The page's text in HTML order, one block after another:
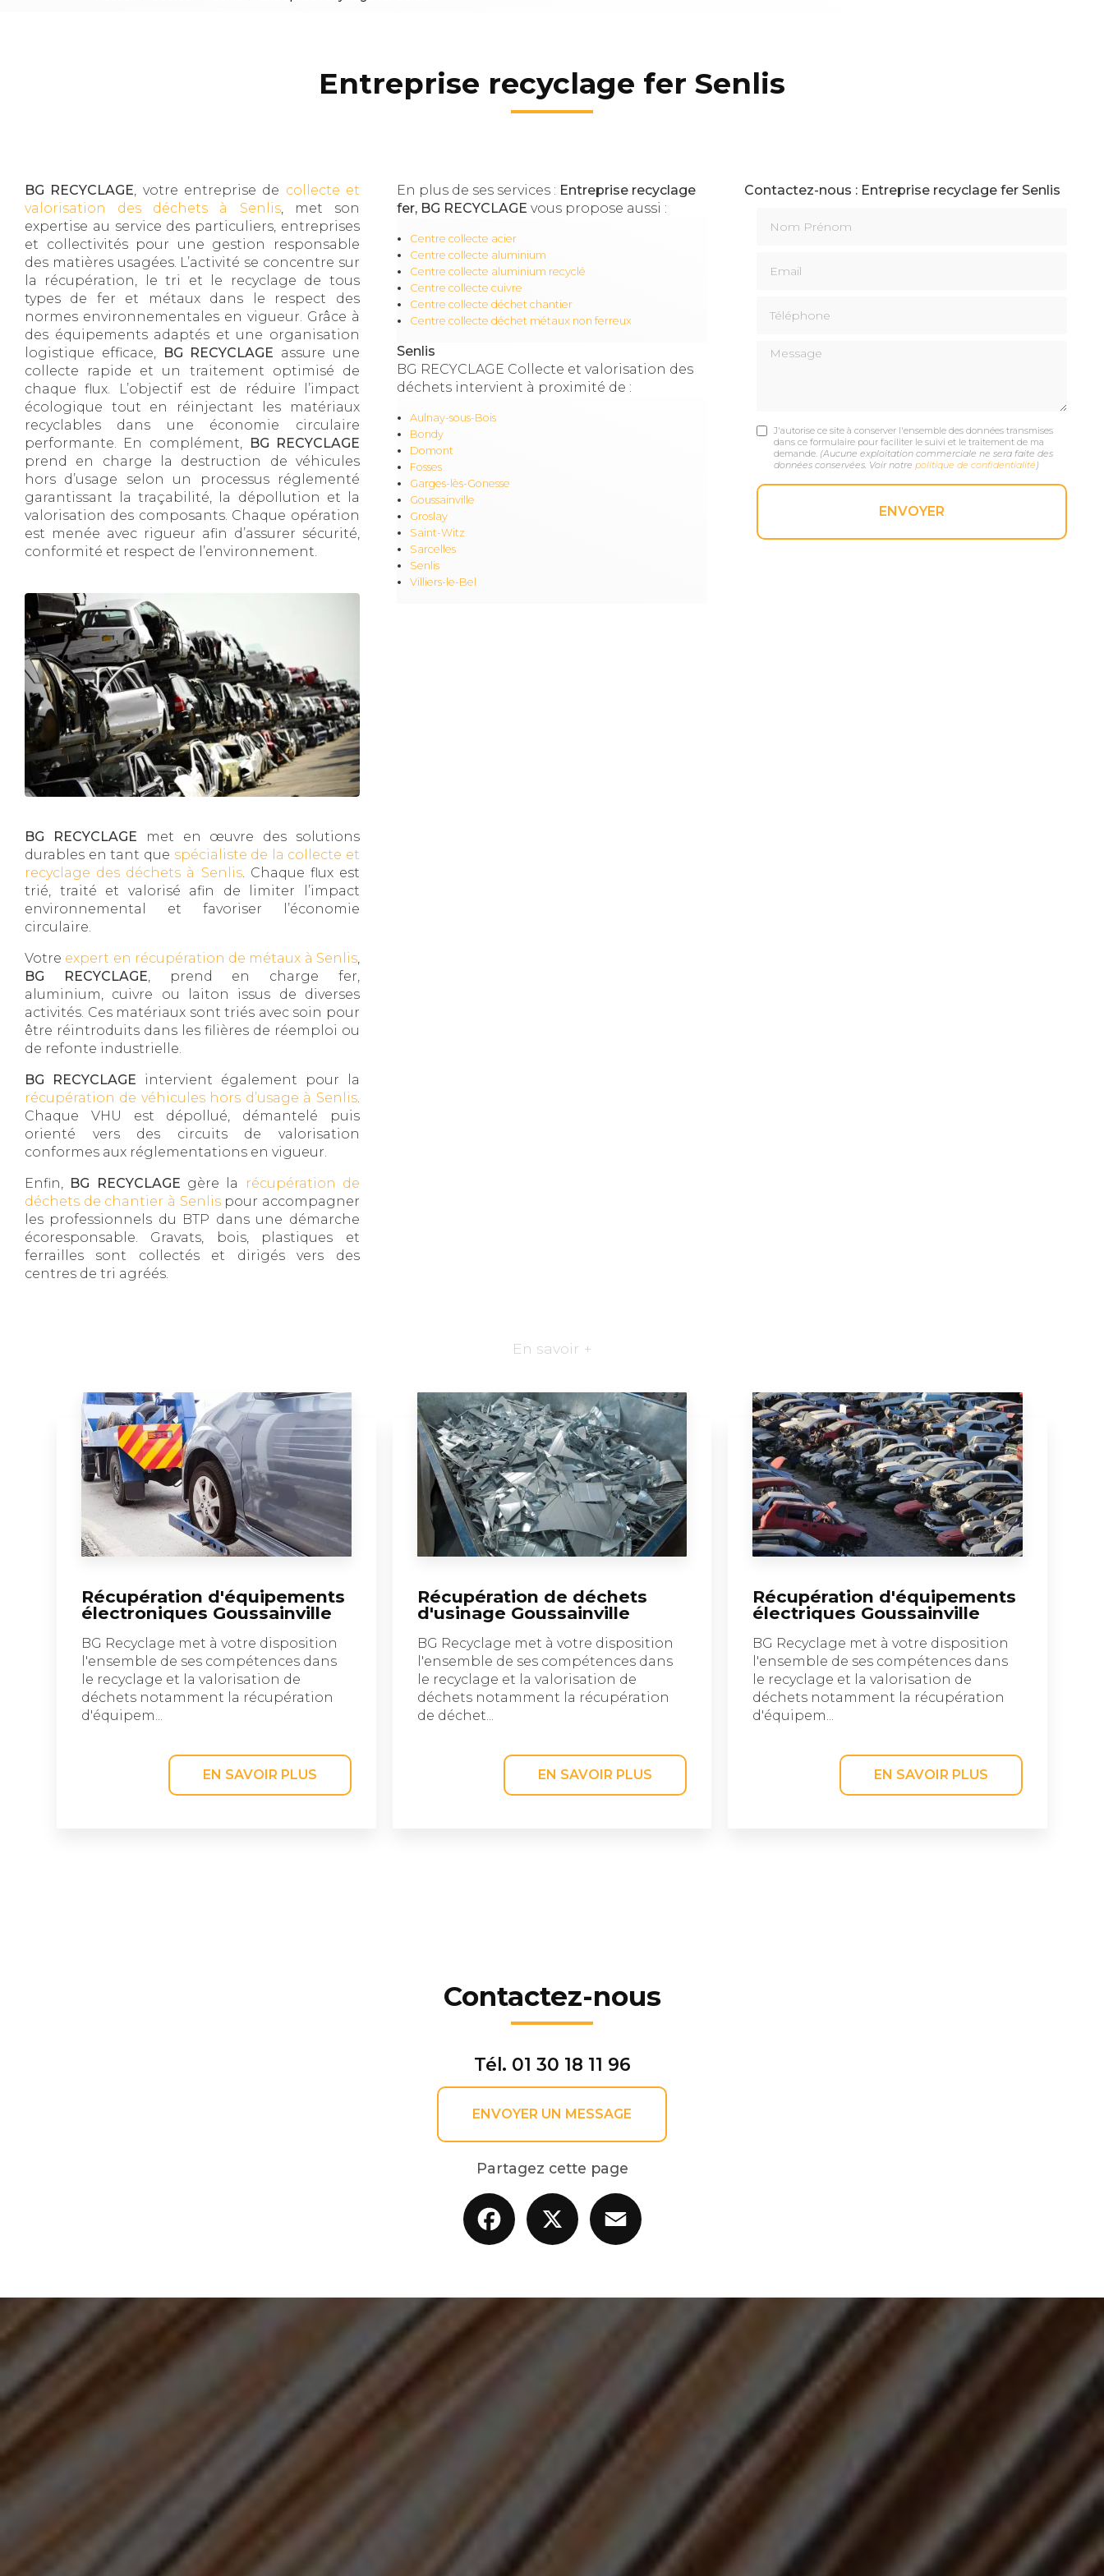
Entreprise recyclage fer Senlis
BG RECYCLAGE, votre entreprise de collecte et
valorisation des déchets à Senlis, met son
expertise au service des particuliers, entreprises
et collectivités pour une gestion responsable
des matières usagées. L’activité se concentre sur
la récupération, le tri et le recyclage de tous
types de fer et métaux dans le respect des
normes environnementales en vigueur. Grâce à
des équipements adaptés et une organisation
logistique efficace,
BG RECYCLAGE assure une
collecte rapide et un traitement optimisé de
chaque flux. L’objectif est de réduire l’impact
écologique tout en réinjectant les matériaux
recyclables dans une économie circulaire
performante. En complément,
BG RECYCLAGE
prend en charge la destruction de véhicules
hors d’usage selon un processus réglementé
garantissant la traçabilité, la dépollution et la
valorisation des composants. Chaque opération
est menée avec rigueur afin d’assurer sécurité,
conformité et respect de l’environnement.
BG RECYCLAGE met en œuvre des solutions
durables en tant que spécialiste de la collecte et
recyclage des déchets à Senlis. Chaque flux est
trié, traité et valorisé afin de limiter l’impact
environnemental et favoriser l’économie
circulaire.
Votre expert en récupération de métaux à Senlis,
BG RECYCLAGE, prend en charge fer,
aluminium, cuivre ou laiton issus de diverses
activités. Ces matériaux sont triés avec soin pour
être réintroduits dans les filières de réemploi ou
de refonte industrielle.
BG RECYCLAGE intervient également pour la
récupération de véhicules hors d’usage à Senlis.
Chaque VHU est dépollué, démantelé puis
orienté vers des circuits de valorisation
conformes aux réglementations en vigueur.
Enfin, BG RECYCLAGE gère la
récupération de
déchets de chantier à Senlispour accompagner
les professionnels du BTP dans une démarche
écoresponsable. Gravats, bois, plastiques et
ferrailles sont collectés et dirigés vers des
centres de tri agréés.
En plus de ses services : Entreprise recyclage
fer, BG RECYCLAGE vous propose aussi :
Centre collecte acier
Centre collecte aluminium
Centre collecte aluminium recyclé
Centre collecte cuivre
Centre collecte déchet chantier
Centre collecte déchet métaux non ferreux
Senlis
BG RECYCLAGE Collecte et valorisation des
déchets intervient à proximité de :
Aulnay-sous-Bois
Bondy
Domont
Fosses
Garges-lès-Gonesse
Goussainville
Groslay
Saint-Witz
Sarcelles
Senlis
Villiers-le-Bel
Contactez-nous : Entreprise recyclage fer Senlis
Message
J'autorise ce site à conserver l'ensemble des données transmises
dans ce formulaire pour faciliter le suivi et le traitement de ma
demande. (Aucune exploitation commerciale ne sera faite des
données conservées. Voir notre politique de confidentialité )
En savoir +
Récupération d'équipements
électroniques Goussainville
BG Recyclage met à votre disposition
l'ensemble de ses compétences dans
le recyclage et la valorisation de
déchets notamment la récupération
d'équipem...
EN SAVOIR PLUS
Récupération de déchets
d'usinage Goussainville
BG Recyclage met à votre disposition
l'ensemble de ses compétences dans
le recyclage et la valorisation de
déchets notamment la récupération
de déchet...
EN SAVOIR PLUS
Récupération d'équipements
électriques Goussainville
BG Recyclage met à votre disposition
l'ensemble de ses compétences dans
le recyclage et la valorisation de
déchets notamment la récupération
d'équipem...
EN SAVOIR PLUS
Contactez-nous
Tél. 01 30 18 11 96
ENVOYER UN MESSAGE
Partagez cette page
Facebook